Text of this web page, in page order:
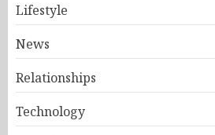
Lifestyle
News
Relationships
Technology